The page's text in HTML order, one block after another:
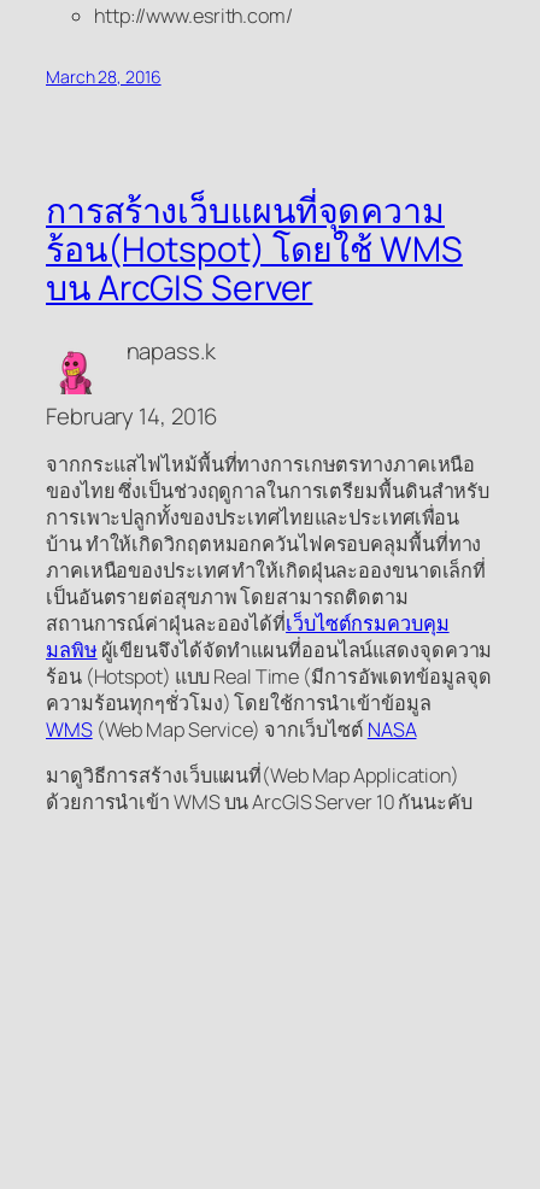
http://www.esrith.com/
March 28, 2016
การสร้างเว็บแผนที่จุดความ
ร้อน(Hotspot) โดยใช้ WMS
บน ArcGIS Server
napass.k
February 14, 2016
จากกระแสไฟไหม้พื้นที่ทางการเกษตรทางภาคเหนือ
ของไทย ซึ่งเป็นช่วงฤดูกาลในการเตรียมพื้นดินสำหรับ
การเพาะปลูกทั้งของประเทศไทยและประเทศเพื่อน
บ้าน ทำให้เกิดวิกฤตหมอกควันไฟครอบคลุมพื้นที่ทาง
ภาคเหนือของประเทศ ทำให้เกิดฝุ่นละอองขนาดเล็กที่
เป็นอันตรายต่อสุขภาพ โดยสามารถติดตาม
สถานการณ์ค่าฝุ่นละอองได้ที่เว็บไซต์กรมควบคุม
มลพิษ ผู้เขียนจึงได้จัดทำแผนที่ออนไลน์แสดงจุดความ
ร้อน (Hotspot) แบบ Real Time (มีการอัพเดทข้อมูลจุด
ความร้อนทุกๆชั่วโมง) โดยใช้การนำเข้าข้อมูล
WMS(Web Map Service) จากเว็บไซต์ NASA
มาดูวิธีการสร้างเว็บแผนที่(Web Map Application)
ด้วยการนำเข้า WMS บน ArcGIS Server 10 กันนะคับ